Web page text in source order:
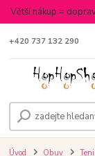
Větší nákup =
+420 737 132 290
Úvod Obuv